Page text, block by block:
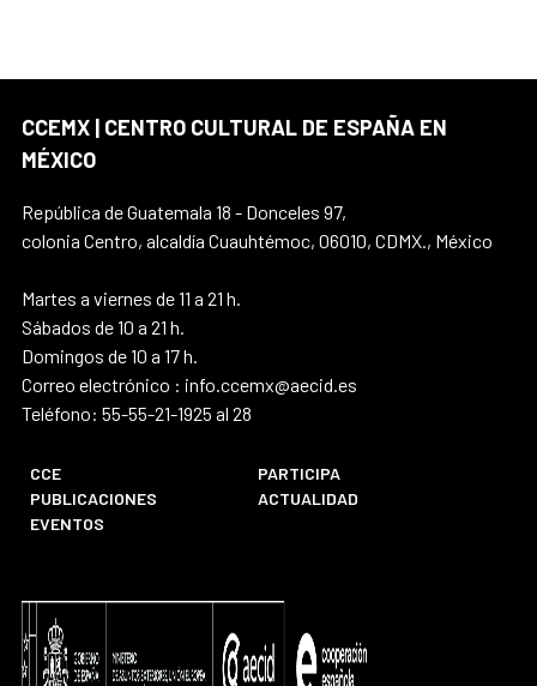
CCEMX | CENTRO CULTURAL DE ESPAÑA EN
MÉXICO
República de Guatemala 18 - Donceles 97,
colonia Centro, alcaldía Cuauhtémoc, 06010, CDMX., México
Martes a viernes de 11 a 21 h.
Sábados de 10 a 21 h.
Domingos de 10 a 17 h.
Correo electrónico : info.ccemx@aecid.es
Teléfono: 55-55-21-1925 al 28
CCE
PARTICIPA
PUBLICACIONES
ACTUALIDAD
EVENTOS